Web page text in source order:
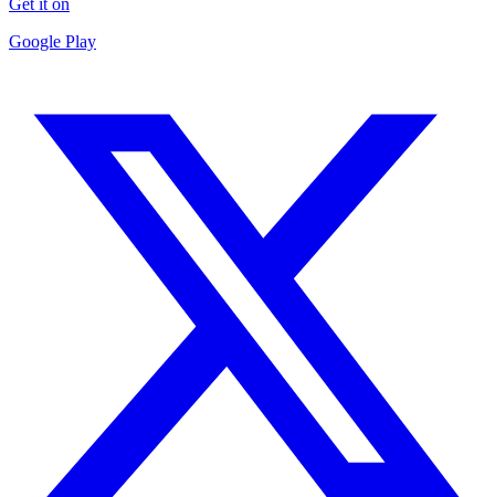
Get it on
Google Play